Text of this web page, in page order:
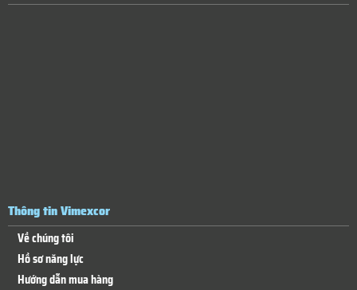
Thông tin Vimexcor
Về chúng tôi
Hồ sơ năng lực
Hướng dẫn mua hàng